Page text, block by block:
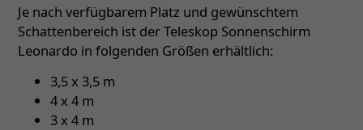
Je nach verfügbarem Platz und gewünschtem
Schattenbereich ist der Teleskop Sonnenschirm
Leonardo in folgenden Größen erhältlich:
3,5 x 3,5 m
4 x 4 m
3 x 4 m